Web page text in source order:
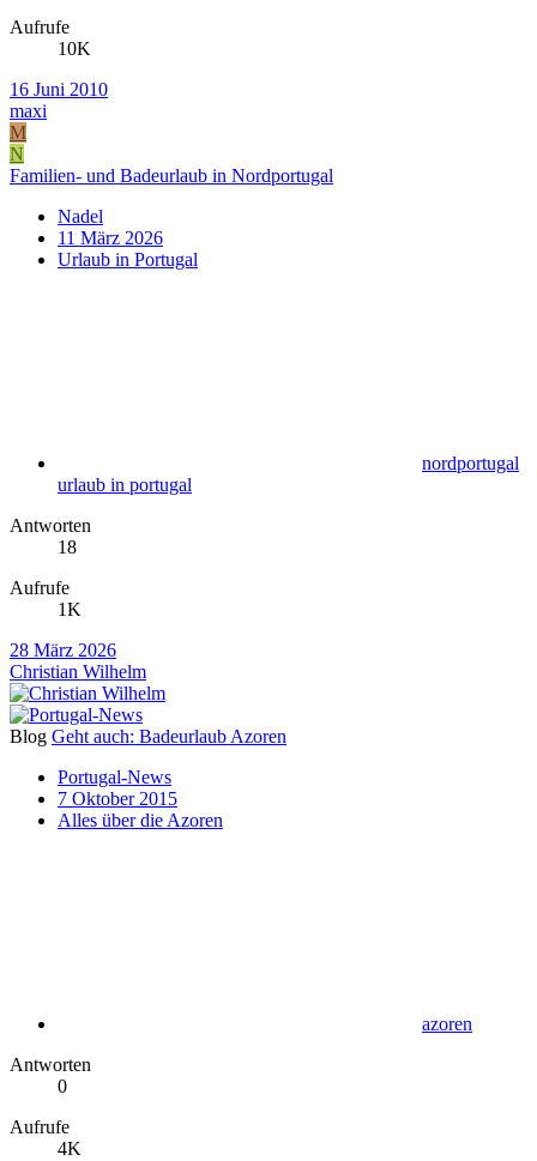
Aufrufe
10K
16 Juni 2010
maxi
M
N
Familien- und Badeurlaub in Nordportugal
Nadel
11 März 2026
Urlaub in Portugal
nordportugal
urlaub in portugal
Antworten
18
Aufrufe
1K
28 März 2026
Christian Wilhelm
Blog Geht auch: Badeurlaub Azoren
Portugal-News
7 Oktober 2015
Alles über die Azoren
azoren
Antworten
0
Aufrufe
4K